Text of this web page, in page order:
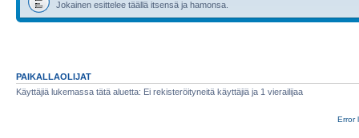
Jokainen esittelee täällä itsensä ja hamonsa.
PAIKALLAOLIJAT
Käyttäjiä lukemassa tätä aluetta: Ei rekisteröityneitä käyttäjiä ja 1 vierailijaa
Error